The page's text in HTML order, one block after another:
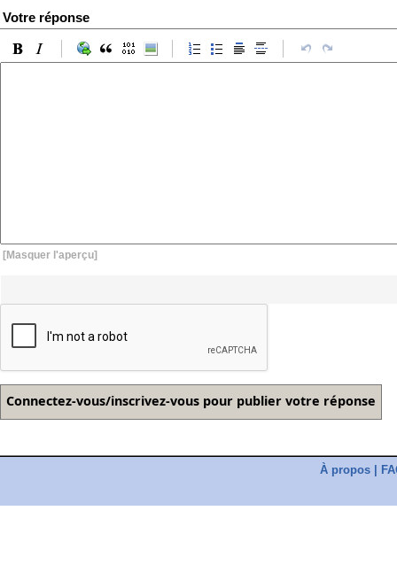
Votre réponse
[Masquer l'aperçu]
À propos